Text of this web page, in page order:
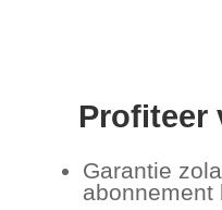
Profiteer
Garantie
abonnement